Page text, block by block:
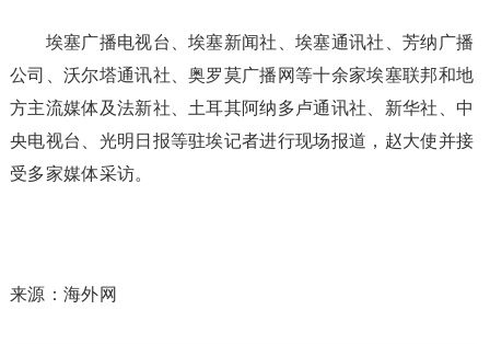
埃塞广播电视台、埃塞新闻社、埃塞通讯社、芳纳广播
公司、沃尔塔通讯社、奥罗莫广播网等十余家埃塞联邦和地
方主流媒体及法新社、土耳其阿纳多卢通讯社、新华社、中
央电视台、光明日报等驻埃记者进行现场报道，赵大使并接
受多家媒体采访。
来源：海外网